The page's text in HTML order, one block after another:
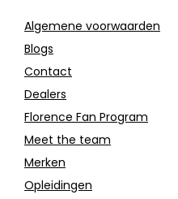
Algemene voorwaarden
Blogs
Contact
Dealers
Florence Fan Program
Meet the team
Merken
Opleidingen